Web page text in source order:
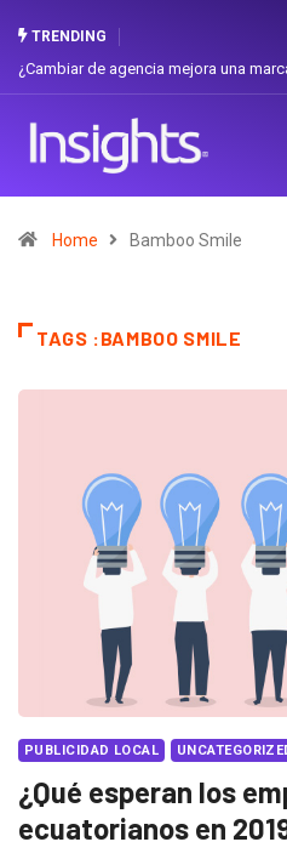
TRENDING
¿Cambiar de agencia mejora una
Home Bamboo Smile
TAGS :BAMBOO SMILE
PUBLICIDAD LOCAL
¿Qué esperan los
ecuatorianos en